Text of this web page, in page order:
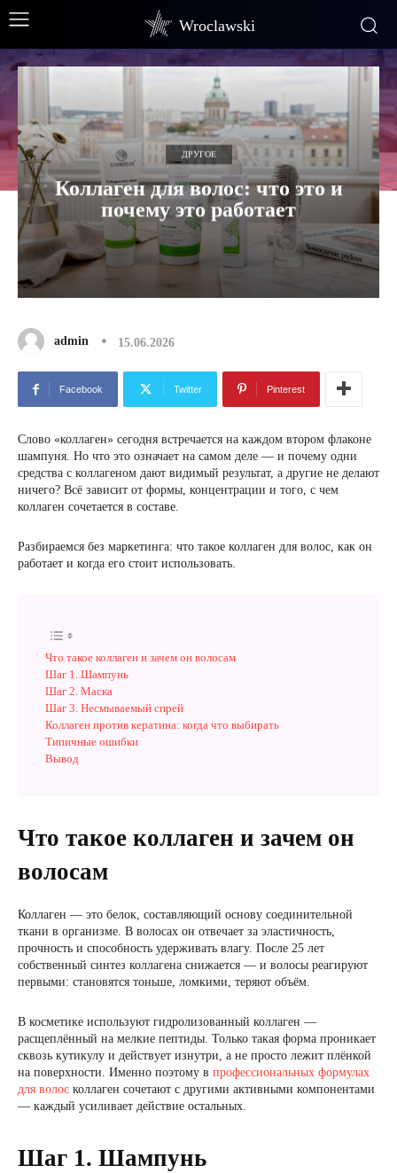
Wroclawski
ДРУГОЕ
Коллаген для волос: что это и
почему это работает
admin 15.06.2026
Facebook Twitter Pinterest
Слово «коллаген» сегодня встречается на каждом втором флаконе
шампуня. Но что это означает на самом деле — и почему одни
средства с коллагеном дают видимый результат, а другие не делают
ничего? Всё зависит от формы, концентрации и того, с чем
коллаген сочетается в составе.
Разбираемся без маркетинга: что такое коллаген для волос, как он
работает и когда его стоит использовать.
Что такое коллаген и зачем он волосам
Шаг 1. Шампунь
Шаг 2. Маска
Шаг 3. Несмываемый спрей
Коллаген против кератина: когда что выбирать
Типичные ошибки
Вывод
Что такое коллаген и зачем он
волосам
Коллаген — это белок, составляющий основу соединительной
ткани в организме. В волосах он отвечает за эластичность,
прочность и способность удерживать влагу. После 25 лет
собственный синтез коллагена снижается — и волосы реагируют
первыми: становятся тоньше, ломкими, теряют объём.
В косметике используют гидролизованный коллаген —
расщеплённый на мелкие пептиды. Только такая форма проникает
сквозь кутикулу и действует изнутри, а не просто лежит плёнкой
на поверхности. Именно поэтому в профессиональных формулах
для волос коллаген сочетают с другими активными компонентами
— каждый усиливает действие остальных.
Шаг 1. Шампунь